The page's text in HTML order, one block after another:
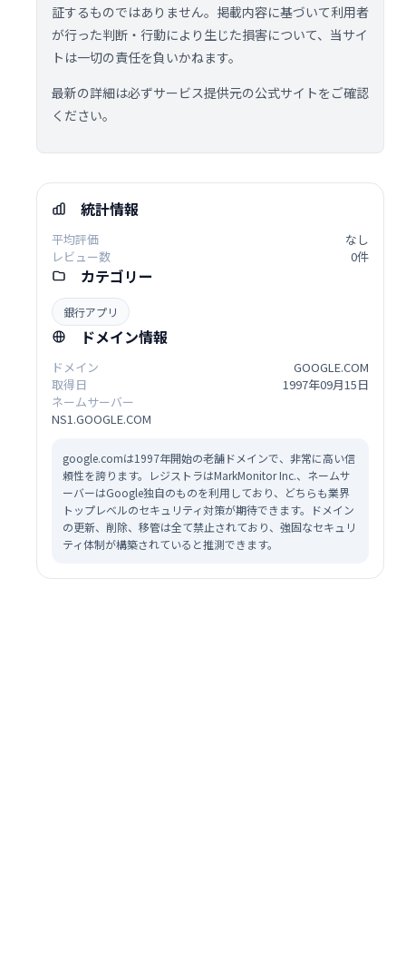
証するものではありません。掲載内容に基づいて利用者
が行った判断・行動により生じた損害について、当サイ
トは一切の責任を負いかねます。
最新の詳細は必ずサービス提供元の公式サイトをご確認
ください。
統計情報
平均評価
なし
レビュー数
0件
カテゴリー
銀行アプリ
ドメイン情報
ドメイン
GOOGLE.COM
取得日
1997年09月15日
ネームサーバー
NS1.GOOGLE.COM
google.comは1997年開始の老舗ドメインで、非常に高い信
頼性を誇ります。レジストラはMarkMonitor Inc.、ネームサ
ーバーはGoogle独自のものを利用しており、どちらも業界
トップレベルのセキュリティ対策が期待できます。ドメイン
の更新、削除、移管は全て禁止されており、強固なセキュリ
ティ体制が構築されていると推測できます。